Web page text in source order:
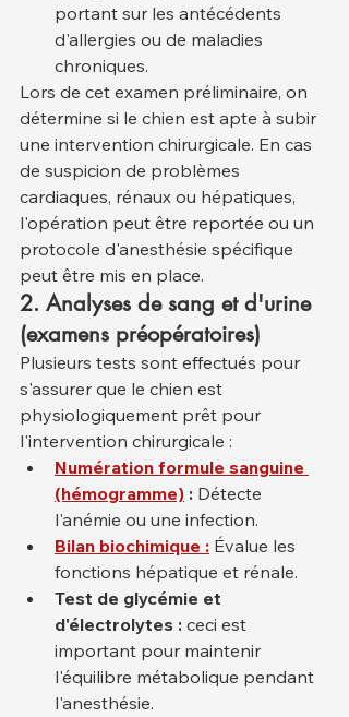
portant sur les antécédents
d'allergies ou de maladies
chroniques.
Lors de cet examen préliminaire, on
détermine si le chien est apte à subir
une intervention chirurgicale. En cas
de suspicion de problèmes
cardiaques, rénaux ou hépatiques,
l'opération peut être reportée ou un
protocole d'anesthésie spécifique
peut être mis en place.
2. Analyses de sang et d'urine
(examens préopératoires)
Plusieurs tests sont effectués pour
s'assurer que le chien est
physiologiquement prêt pour
l'intervention chirurgicale :
Numération formule sanguine
(hémogramme) : Détecte
l'anémie ou une infection.
Bilan biochimique : Évalue les
fonctions hépatique et rénale.
Test de glycémie et
d'électrolytes : ceci est
important pour maintenir
l'équilibre métabolique pendant
l'anesthésie.